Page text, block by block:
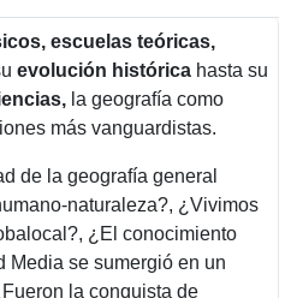
escuelas teóricas,
evolución histórica hasta su
la geografía como
más vanguardistas.
de la geografía general
naturaleza?, ¿Vivimos
¿El conocimiento
Media se sumergió en un
la conquista de